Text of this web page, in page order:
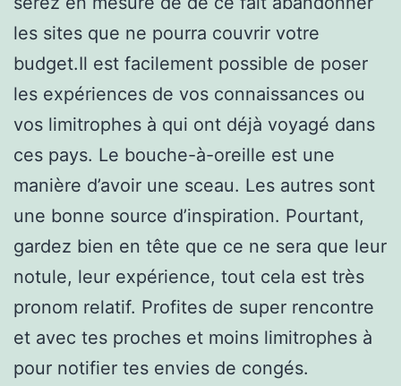
les sites que ne pourra couvrir votre
budget.Il est facilement possible de poser
les expériences de vos connaissances ou
vos limitrophes à qui ont déjà voyagé dans
ces pays. Le bouche-à-oreille est une
manière d’avoir une sceau. Les autres sont
une bonne source d’inspiration. Pourtant,
gardez bien en tête que ce ne sera que leur
notule, leur expérience, tout cela est très
pronom relatif. Profites de super rencontre
et avec tes proches et moins limitrophes à
pour notifier tes envies de congés.